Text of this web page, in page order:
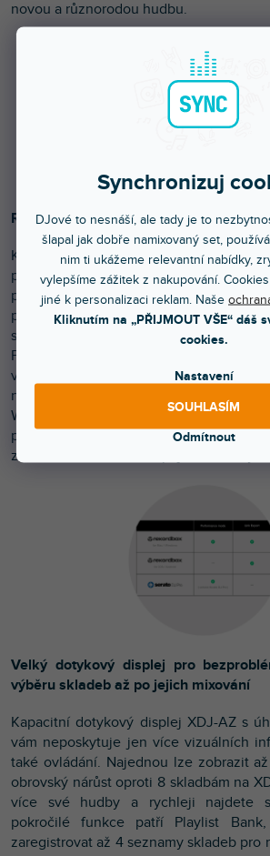
Synchronizuj
DJové to nesnáší, ale tady je to
šlapal jak dobře namixovaný set,
nim ti ukážeme relevantní nabídky,
vylepšíme zážitek z nakupování.
jiné k personalizaci reklam. Naše
Kliknutím na „PŘIJMOUT VŠE“ dáš
cookies.
Nastavení
Odmítnout
SOUHLASÍM
novou a různorodou hudbu.
Rozsáhlá kompatibilita se zařízeními a
Kromě přehrávání skladeb z USB
připojením k počítači PC/Mac nebo
pokud chcete ještě více projevit svou
přehrávat zvuk z externích zařízení,
samplery. Přístroj má port USB
PC/Mac, takže můžete používat
v režimu Performance nebo Serato DJ
nich není třeba placený plán. A
Wi-Fi® pro rekordbox Link Export,
přistupovat ke skladbám z počítače
zařízení bez nutnosti zapojovat kabely.
Velký dotykový displej pro
výběru skladeb až po jejich mixování
Kapacitní dotykový displej XDJ-AZ s
vám neposkytuje jen více vizuálních
také ovládání. Najednou lze zobrazit
obrovský nárůst oproti 8 skladbám na
více své hudby a rychleji najdete
pokročilé funkce patří Playlist
zaregistrovat až 4 seznamy skladeb pro